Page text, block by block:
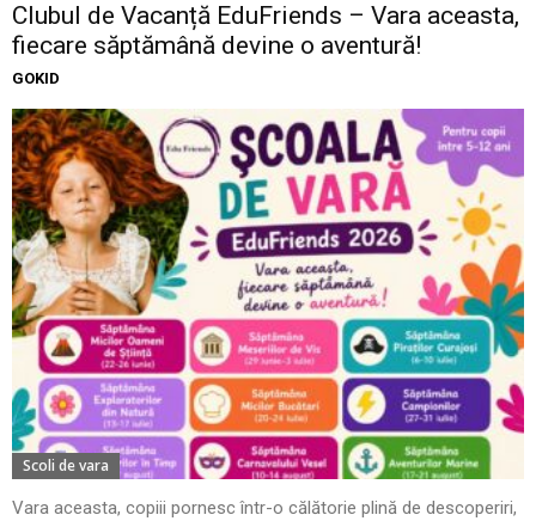
Clubul de Vacanță EduFriends – Vara aceasta,
fiecare săptămână devine o aventură!
GOKID
Scoli de vara
Vara aceasta, copiii pornesc într-o călătorie plină de descoperiri,